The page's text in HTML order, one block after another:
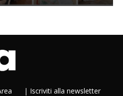
| Iscriviti alla newsletter